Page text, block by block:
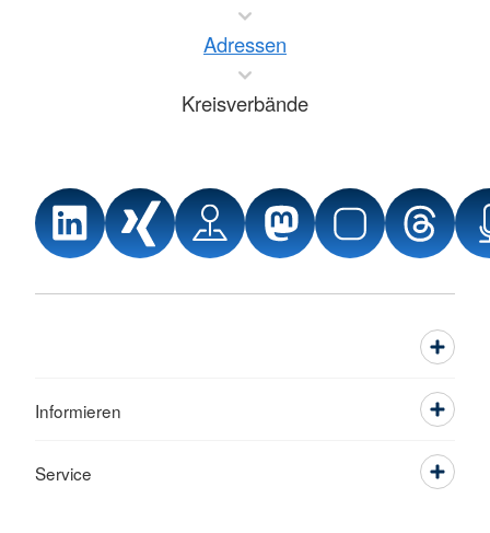
Adressen
Kreisverbände
Informieren
Service